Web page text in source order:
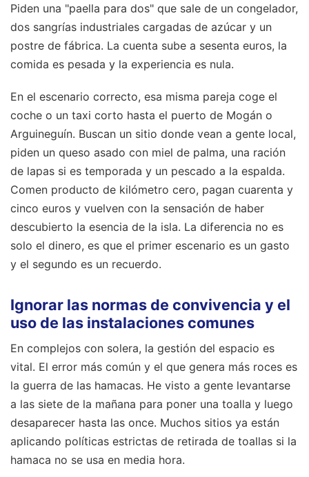
Piden una "paella para dos" que sale de un congelador,
dos sangrías industriales cargadas de azúcar y un
postre de fábrica. La cuenta sube a sesenta euros, la
comida es pesada y la experiencia es nula.
En el escenario correcto, esa misma pareja coge el
coche o un taxi corto hasta el puerto de Mogán o
Arguineguín. Buscan un sitio donde vean a gente local,
piden un queso asado con miel de palma, una ración
de lapas si es temporada y un pescado a la espalda.
Comen producto de kilómetro cero, pagan cuarenta y
cinco euros y vuelven con la sensación de haber
descubierto la esencia de la isla. La diferencia no es
solo el dinero, es que el primer escenario es un gasto
y el segundo es un recuerdo.
Ignorar las normas de convivencia y el
uso de las instalaciones comunes
En complejos con solera, la gestión del espacio es
vital. El error más común y el que genera más roces es
la guerra de las hamacas. He visto a gente levantarse
a las siete de la mañana para poner una toalla y luego
desaparecer hasta las once. Muchos sitios ya están
aplicando políticas estrictas de retirada de toallas si la
hamaca no se usa en media hora.